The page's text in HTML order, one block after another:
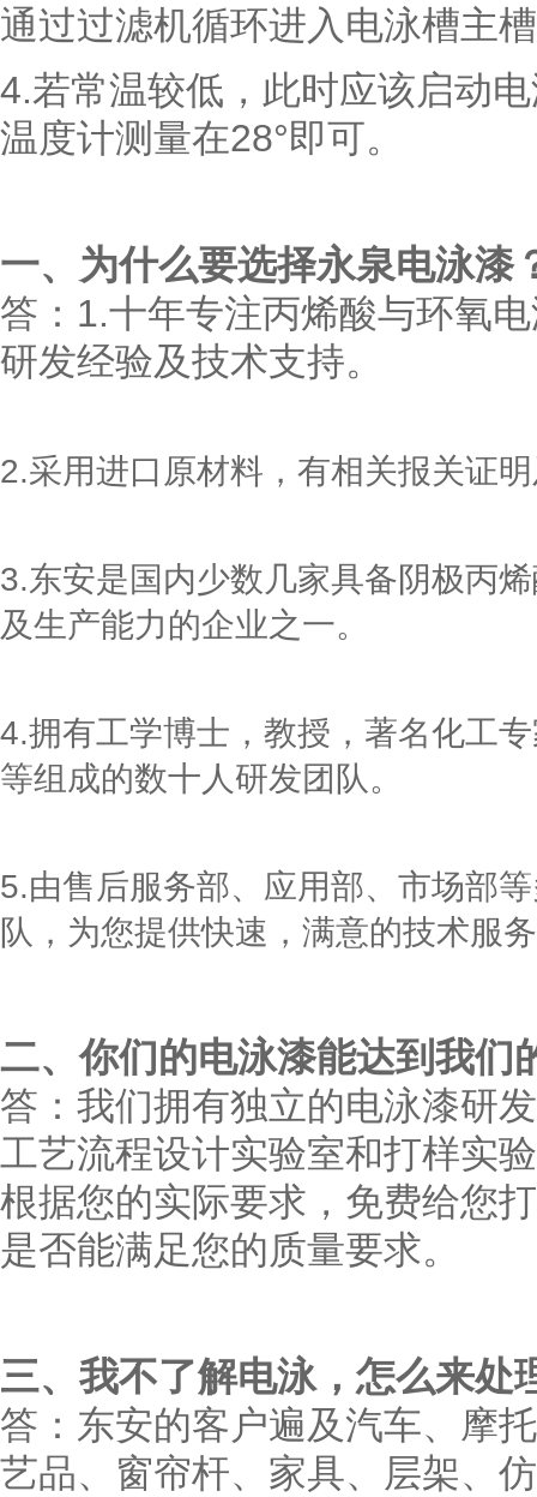
通过过滤机循环进入电泳槽主
4.若常温较低，此时应该启动
温度计测量在28°即可。
一、为什么要选择永泉电泳漆
答： 1.十年专注丙烯酸与环氧
研发经验及技术支持。
2.采用进口原材料，有相关报关证
3.东安是国内少数几家具备阴极丙
及生产能力的企业之一。
4.拥有工学博士，教授，著名化工
等组成的数十人研发团队。
5.由售后服务部、应用部、市场部
队，为您提供快速，满意的技术服
二、你们的电泳漆能达到我们
答：我们拥有独立的电泳漆研
工艺流程设计实验室和打样实
根据您的实际要求，免费给您
是否能满足您的质量要求。
三、我不了解电泳，怎么来处
答：东安的客户遍及汽车、摩
艺品、窗帘杆、家具、层架、